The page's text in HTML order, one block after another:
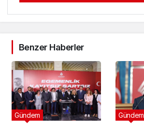
Benzer Haberler
Gündem Gündem